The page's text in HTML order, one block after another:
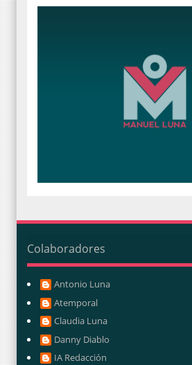
Colaboradores
Antonio Luna
Atemporal
Claudia Luna
Danny Diablo
IA Redacción